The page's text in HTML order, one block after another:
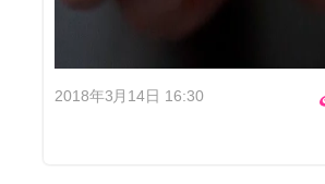
2018年3月14日 16:30